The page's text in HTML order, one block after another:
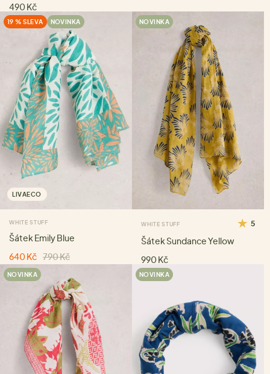
490 Kč
19 % SLEVA NOVINKA
LIVAECO
WHITE STUFF
Šátek Emily Blue
640 Kč 790 Kč
NOVINKA
WHITE STUFF 5
Šátek Sundance Yellow
990 Kč
NOVINKA NOVINKA